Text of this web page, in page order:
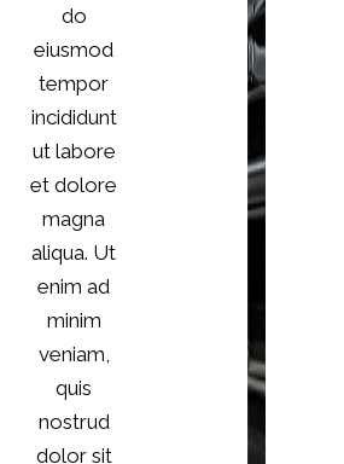
do
eiusmod
tempor
incididunt
ut labore
et dolore
magna
aliqua. Ut
enim ad
minim
veniam,
quis
nostrud
dolor sit